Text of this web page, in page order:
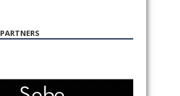
PARTNERS